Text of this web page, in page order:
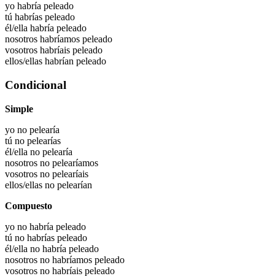
yo habría peleado
tú habrías peleado
él/ella habría peleado
nosotros habríamos peleado
vosotros habríais peleado
ellos/ellas habrían peleado
Condicional
Simple
yo no pelearía
tú no pelearías
él/ella no pelearía
nosotros no pelearíamos
vosotros no pelearíais
ellos/ellas no pelearían
Compuesto
yo no habría peleado
tú no habrías peleado
él/ella no habría peleado
nosotros no habríamos peleado
vosotros no habríais peleado